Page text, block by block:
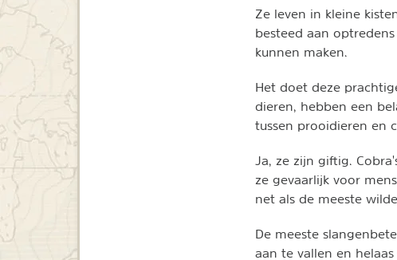
Ze leven in kleine
besteed aan
kunnen maken.
Het doet deze
dieren, hebben een
tussen prooidieren en
Ja, ze zijn giftig.
ze gevaarlijk voor
net als de meeste
De meeste
aan te vallen en